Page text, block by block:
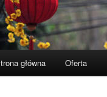
Przeskocz
Przeskocz
główna Oferta